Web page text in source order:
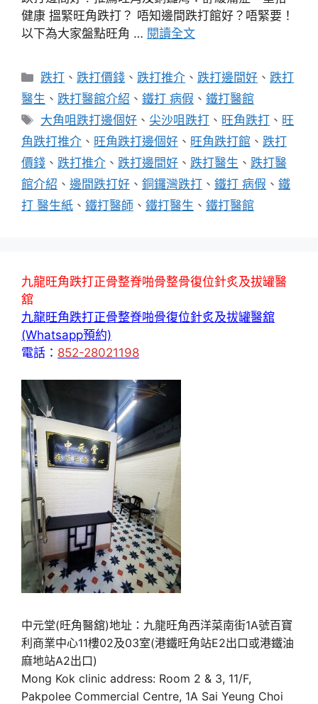
健康 搵緊旺角跌打？ 唔知邊間跌打館好？唔緊要！
以下為大家盤點旺角 … 閱讀全文
分
類
跌打 、 跌打價錢 、 跌打推介 、 跌打邊間好 、 跌打
醫生 、 跌打醫館介紹 、 鐵打 病假 、 鐵打醫館
標
籤
大角咀跌打邊個好 、 尖沙咀跌打 、 旺角跌打 、 旺
角跌打推介 、 旺角跌打邊個好 、 旺角跌打館 、 跌打
價錢 、 跌打推介 、 跌打邊間好 、 跌打醫生 、 跌打醫
館介紹 、 邊間跌打好 、 銅鑼灣跌打 、 鐵打 病假 、 鐵
打 醫生紙 、 鐵打醫師 、 鐵打醫生 、 鐵打醫館
九龍旺角跌打正骨整脊啪骨整骨復位針炙及拔罐醫
舘
九龍旺角跌打正骨整脊啪骨復位針炙及拔罐醫舘
(Whatsapp預約)
電話： 852-28021198
中元堂(旺角醫舘)地址：九龍旺角西洋菜南街1A號百寶
利商業中心11樓02及03室(港鐵旺角站E2出口或港鐵油
麻地站A2出口)
Mong Kok clinic address: Room 2 & 3, 11/F,
Pakpolee Commercial Centre, 1A Sai Yeung Choi